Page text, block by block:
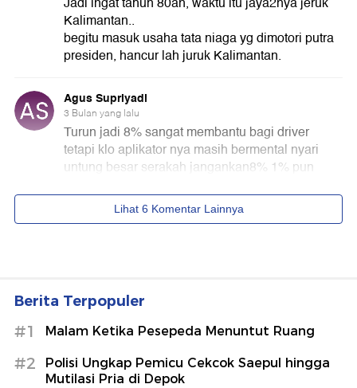
Berita Terpopuler
#1 Malam Ketika Pesepeda Menuntut Ruang
#2
Polisi Ungkap Pemicu Cekcok Saepul hingga
Mutilasi Pria di Depok